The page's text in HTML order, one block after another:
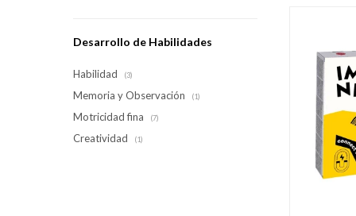
Desarrollo de Habilidades
Habilidad (3)
Memoria y Observación (1)
Motricidad fina (7)
Creatividad (1)